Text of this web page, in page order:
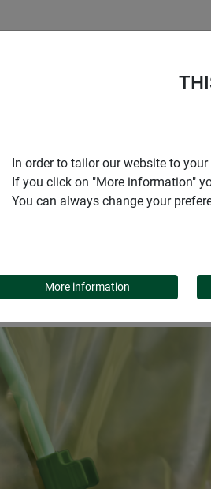
ARCEAUX
In order to tailor our website to
If you click on "More information"
You can always change your
More information